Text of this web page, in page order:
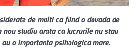
de multi ca fiind o dovada de
studiu arata ca lucrurile nu stau
o importanta psihologica mare.